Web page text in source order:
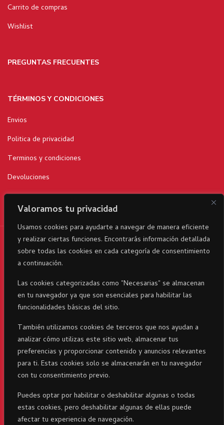
Valoramos tu privacidad
Usamos cookies para ayudarte a navegar de manera eficiente
y realizar ciertas funciones. Encontrarás información detallada
sobre todas las cookies en cada categoría de consentimiento
a continuación.
Las cookies categorizadas como "Necesarias" se almacenan
en tu navegador ya que son esenciales para habilitar las
funcionalidades básicas del sitio.
También utilizamos cookies de terceros que nos ayudan a
analizar cómo utilizas este sitio web, almacenar tus
preferencias y proporcionar contenido y anuncios relevantes
para ti. Estas cookies solo se almacenarán en tu navegador
con tu consentimiento previo.
Puedes optar por habilitar o deshabilitar algunas o todas
estas cookies, pero deshabilitar algunas de ellas puede
afectar tu experiencia de navegación.
Carrito de compras
Wishlist
PREGUNTAS FRECUENTES
TÉRMINOS Y CONDICIONES
Envios
Politica de privacidad
Terminos y condiciones
Devoluciones
RicaItalia es una marca registrada© 2024 parte del Grupo
Corporativo23 . Todos los derechos reservados